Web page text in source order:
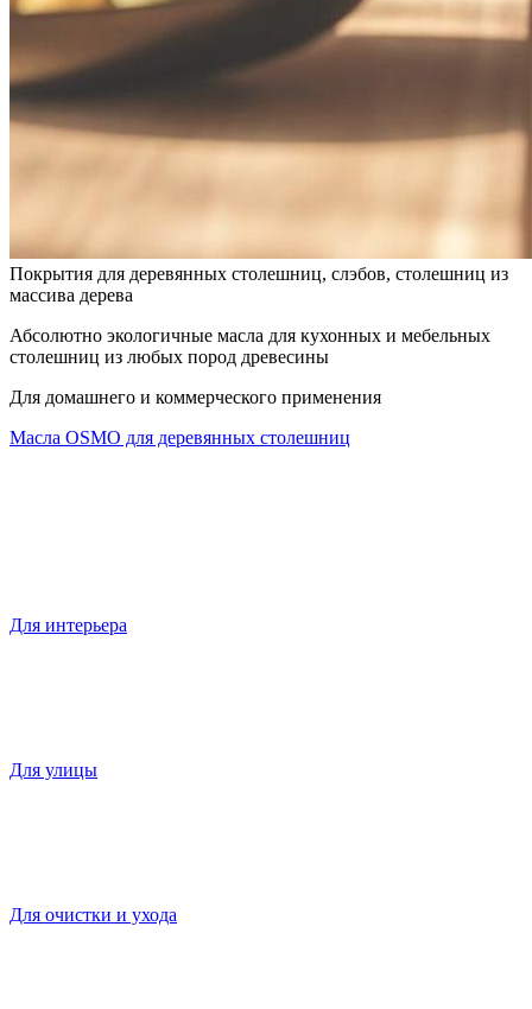
Покрытия для деревянных столешниц, слэбов, столешниц из
массива дерева
Абсолютно экологичные масла для кухонных и мебельных
столешниц из любых пород древесины
Для домашнего и коммерческого применения
Масла OSMO для деревянных столешниц
Для интерьера
Для улицы
Для очистки и ухода